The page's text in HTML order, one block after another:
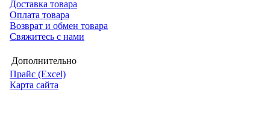
Доставка товара
Оплата товара
Возврат и обмен товара
Свяжитесь с нами
Дополнительно
Прайс (Excel)
Карта сайта